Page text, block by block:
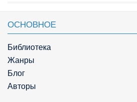
ОСНОВНОЕ
Библиотека
Жанры
Блог
Авторы